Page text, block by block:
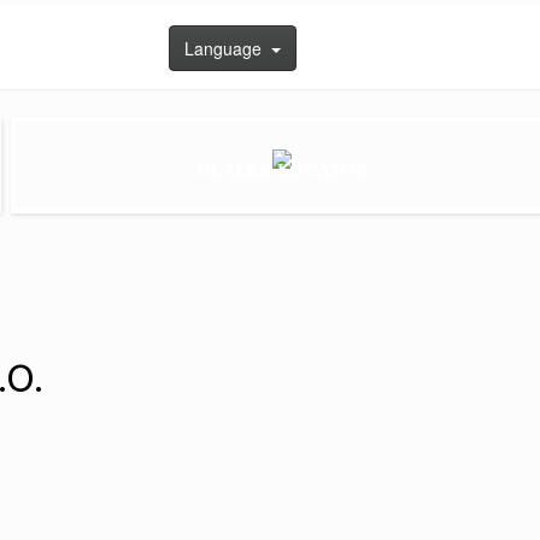
Language
DEALER LOCATOR